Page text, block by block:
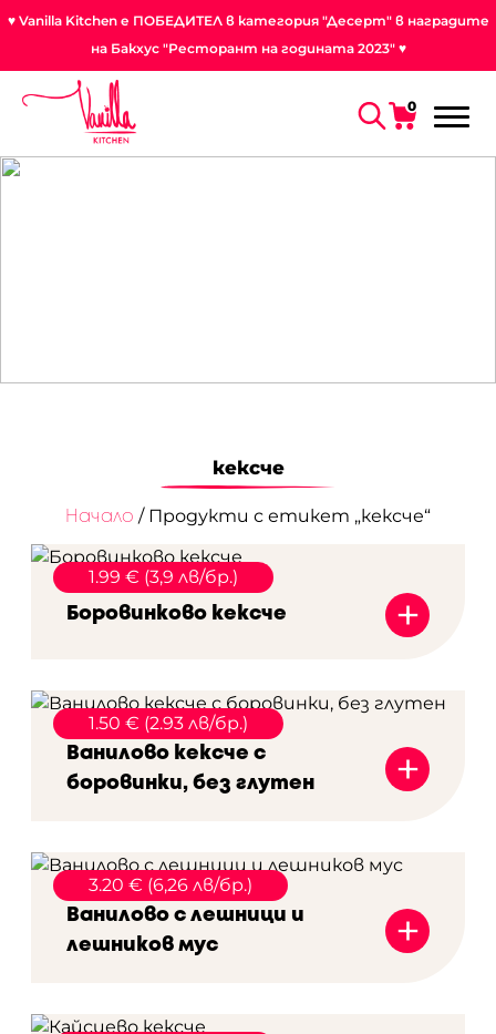
♥ Vanilla Kitchen е ПОБЕДИТЕЛ в категория "Десерт" в наградите
на Бакхус "Ресторант на годината 2023" ♥
0
кексче
Начало / Продукти с етикет „кексче“
Боровинково кексче +
1.99 € (3,9 лв/бр.)
Ванилово кексче с
боровинки, без глутен
+
1.50 € (2.93 лв/бр.)
Ванилово с лешници и
лешников мус
+
3.20 € (6,26 лв/бр.)